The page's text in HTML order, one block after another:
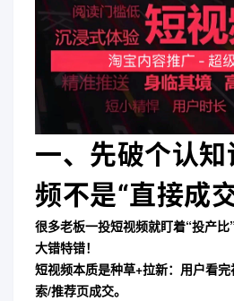
一、先破个认
频不是“直接成
很多老板一投短视频就盯着“投产比
大错特错！
短视频本质是种草+拉新：用户看
索/推荐页成交。